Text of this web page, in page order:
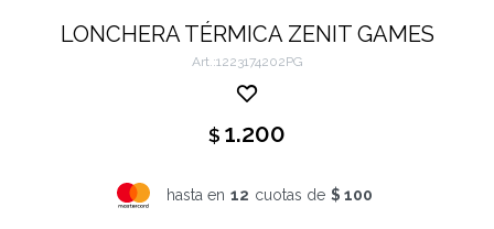
LONCHERA TÉRMICA ZENIT GAMES
1223174202PG
$ 1.200
hasta en 12 cuotas de $ 100